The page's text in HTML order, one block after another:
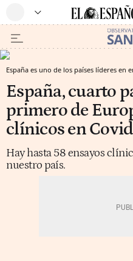
España es uno de los países líderes en
España, cuarto
primero de
clínicos en
Hay hasta 58 ensayos
nuestro país.